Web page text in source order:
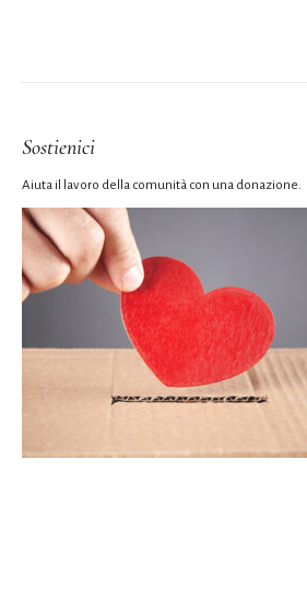
Sostienici
Aiuta il lavoro della comunità con una donazione.